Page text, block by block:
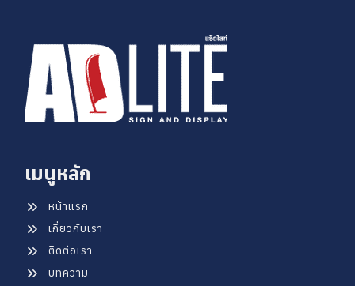
เมนูหลัก
หน้าแรก
เกี่ยวกับเรา
ติดต่อเรา
บทความ